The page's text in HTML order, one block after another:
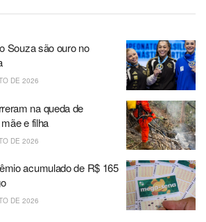
Souza são ouro no
DE 2026
na queda de
e filha
DE 2026
acumulado de R$ 165
DE 2026